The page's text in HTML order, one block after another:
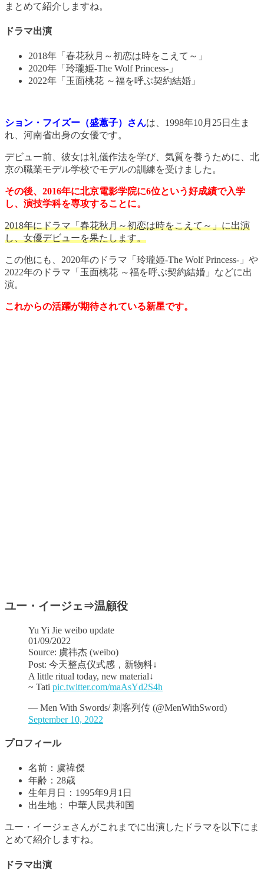
まとめて紹介しますね。
ドラマ出演
2018年「春花秋月～初恋は時をこえて～」
2020年「玲瓏姫-The Wolf Princess-」
2022年「玉面桃花 ～福を呼ぶ契約結婚」
ション・フイズー（盛蕙子）さんは、1998年10月25日生ま
れ、河南省出身の女優です。
デビュー前、彼女は礼儀作法を学び、気質を養うために、北
京の職業モデル学校でモデルの訓練を受けました。
その後、2016年に北京電影学院に6位という好成績で入学
し、演技学科を専攻することに。
2018年にドラマ「春花秋月～初恋は時をこえて～」に出演
し、女優デビューを果たします。
この他にも、2020年のドラマ「玲瓏姫-The Wolf Princess-」や
2022年のドラマ「玉面桃花 ～福を呼ぶ契約結婚」などに出
演。
これからの活躍が期待されている新星です。
ユー・イージェ⇒温顧役
Yu Yi Jie weibo update
01/09/2022
Source: 虞祎杰 (weibo)
Post: 今天整点仪式感，新物料↓ ​​​​
A little ritual today, new material↓
~ Tati pic.twitter.com/maAsYd2S4h
— Men With Swords/ 刺客列传 (@MenWithSword)
September 10, 2022
プロフィール
名前：虞禕傑
年齢：28歳
生年月日：1995年9月1日
出生地： 中華人民共和国
ユー・イージェさんがこれまでに出演したドラマを以下にま
とめて紹介しますね。
ドラマ出演